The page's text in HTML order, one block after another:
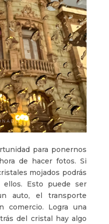
para ponernos
de hacer fotos. Si
mojados podrás
Esto puede ser
auto, el transporte
comercio. Logra una
del cristal hay algo